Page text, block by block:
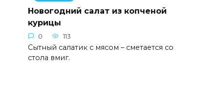
Новогодний салат из копченой
курицы
0 113
Сытный салатик с мясом – сметается со
стола вмиг.